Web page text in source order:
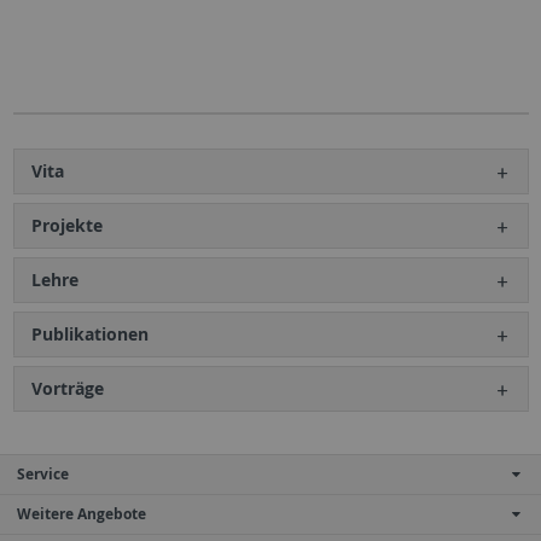
Vita
Projekte
Lehre
Publikationen
Vorträge
Service
Weitere Angebote